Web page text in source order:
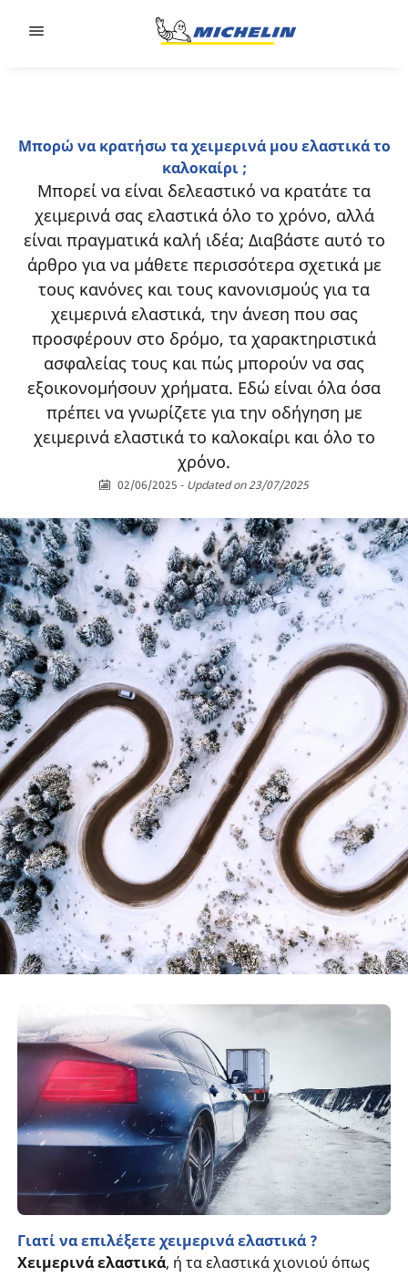
Μπορώ να κρατήσω τα χειμερινά μου ελαστικά το
καλοκαίρι ;
Μπορεί να είναι δελεαστικό να κρατάτε τα
χειμερινά σας ελαστικά όλο το χρόνο, αλλά
είναι πραγματικά καλή ιδέα; Διαβάστε αυτό το
άρθρο για να μάθετε περισσότερα σχετικά με
τους κανόνες και τους κανονισμούς για τα
χειμερινά ελαστικά, την άνεση που σας
προσφέρουν στο δρόμο, τα χαρακτηριστικά
ασφαλείας τους και πώς μπορούν να σας
εξοικονομήσουν χρήματα. Εδώ είναι όλα όσα
πρέπει να γνωρίζετε για την οδήγηση με
χειμερινά ελαστικά το καλοκαίρι και όλο το
χρόνο.
02/06/2025 - Updated on 23/07/2025
Γιατί να επιλέξετε χειμερινά ελαστικά ?
Χειμερινά ελαστικά, ή τα ελαστικά χιονιού όπως